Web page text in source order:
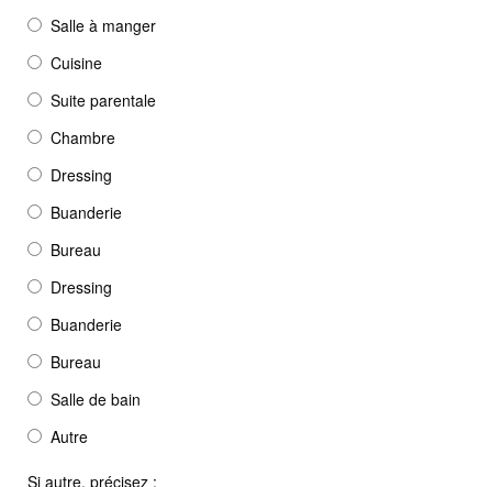
Salle à manger
Cuisine
Suite parentale
Chambre
Dressing
Buanderie
Bureau
Dressing
Buanderie
Bureau
Salle de bain
Autre
Si autre, précisez :